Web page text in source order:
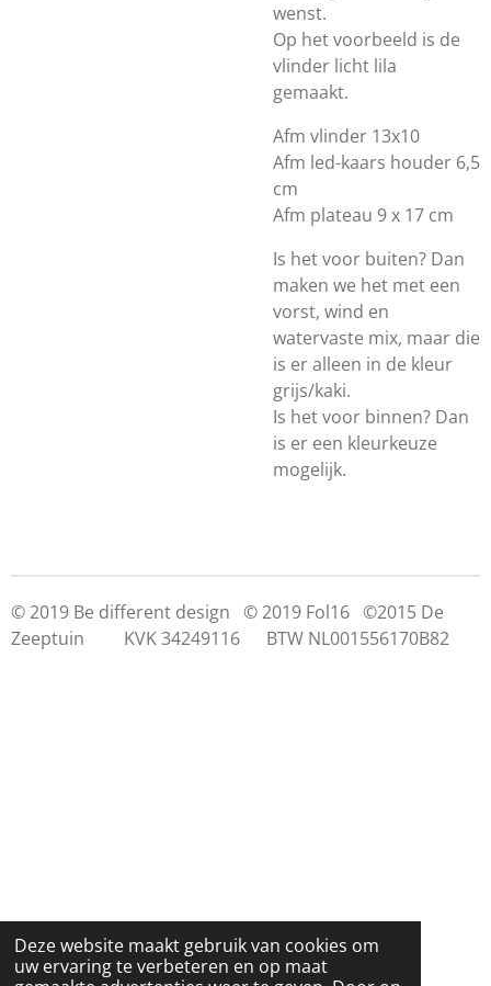
Deze website maakt gebruik van cookies om
uw ervaring te verbeteren en op maat
wenst.
Op het voorbeeld is de
vlinder licht lila
gemaakt.
Afm vlinder 13x10
Afm led-kaars houder 6,5
cm
Afm plateau 9 x 17 cm
Is het voor buiten? Dan
maken we het met een
vorst, wind en
watervaste mix, maar die
is er alleen in de kleur
grijs/kaki.
Is het voor binnen? Dan
is er een kleurkeuze
mogelijk.
© 2019 Be different design © 2019 Fol16 ©2015 De
Zeeptuin KVK 34249116 BTW NL001556170B82